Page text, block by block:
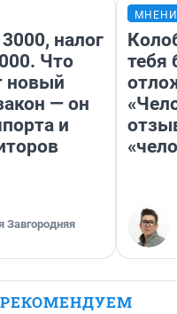
налог
Что
новый
— он
и
Завгородняя
тебя
РЕКОМЕНДУЕМ